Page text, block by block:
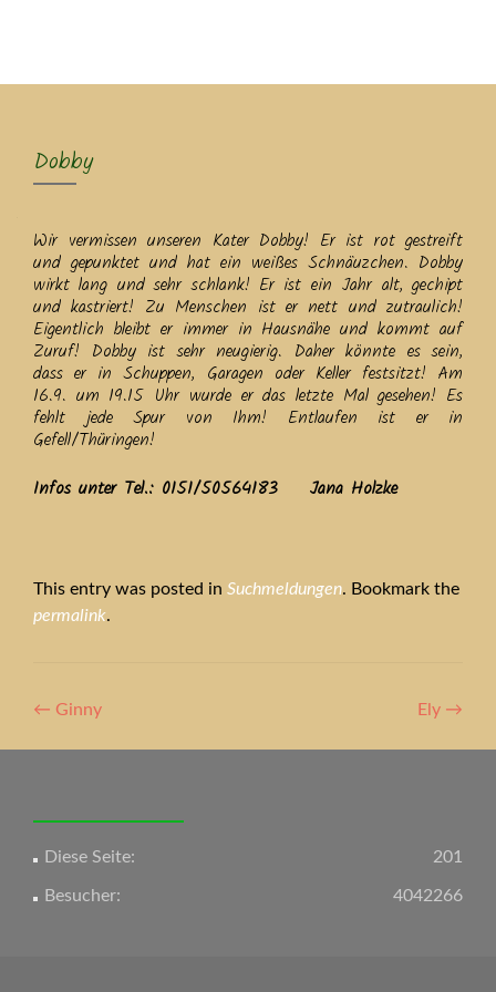
Dobby
Wir vermissen unseren Kater Dobby! Er ist rot gestreift
und gepunktet und hat ein weißes Schnäuzchen. Dobby
wirkt lang und sehr schlank! Er ist ein Jahr alt, gechipt
und kastriert! Zu Menschen ist er nett und zutraulich!
Eigentlich bleibt er immer in Hausnähe und kommt auf
Zuruf! Dobby ist sehr neugierig. Daher könnte es sein,
dass er in Schuppen, Garagen oder Keller festsitzt! Am
16.9. um 19.15 Uhr wurde er das letzte Mal gesehen! Es
fehlt jede Spur von Ihm! Entlaufen ist er in
Gefell/Thüringen!
Infos unter Tel.: 0151/50564183 Jana Holzke
This entry was posted in Suchmeldungen. Bookmark the
permalink.
Artikel-
Navigation
← Ginny Ely →
201
Diese Seite:
4042266
Besucher: